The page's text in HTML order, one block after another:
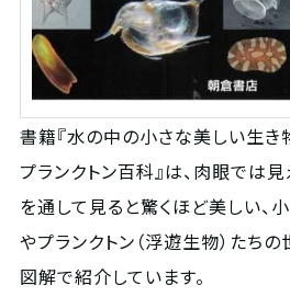
書籍『水の中の小さな美しい生
プランクトン百科』は、肉眼では
を通して見ると驚くほど美しい、
やプランクトン（浮遊生物）たち
図解で紹介しています。